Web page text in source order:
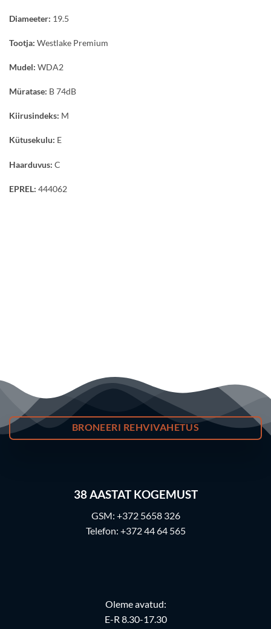
Diameeter: 19.5
Tootja: Westlake Premium
Mudel: WDA2
Müratase: B 74dB
Kiirusindeks: M
Kütusekulu: E
Haarduvus: C
EPREL: 444062
BRONEERI REHVIVAHETUS
38AASTAT KOGEMUST
GSM: +372 5658 326
Telefon: +372 44 64 565
Oleme avatud:
E-R 8.30-17.30